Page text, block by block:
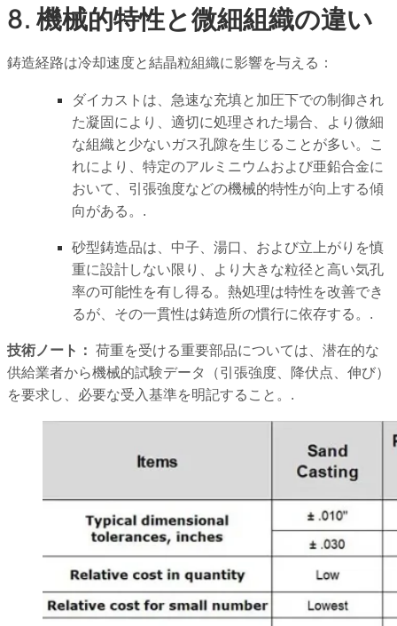
8. 機械的特性と微細組織の違い
鋳造経路は冷却速度と結晶粒組織に影響を与える：
ダイカストは、急速な充填と加圧下での制御され
た凝固により、適切に処理された場合、より微細
な組織と少ないガス孔隙を生じることが多い。こ
れにより、特定のアルミニウムおよび亜鉛合金に
おいて、引張強度などの機械的特性が向上する傾
向がある。.
砂型鋳造品は、中子、湯口、および立上がりを慎
重に設計しない限り、より大きな粒径と高い気孔
率の可能性を有し得る。熱処理は特性を改善でき
るが、その一貫性は鋳造所の慣行に依存する。.
技術ノート： 荷重を受ける重要部品については、潜在的な
供給業者から機械的試験データ（引張強度、降伏点、伸び）
を要求し、必要な受入基準を明記すること。.